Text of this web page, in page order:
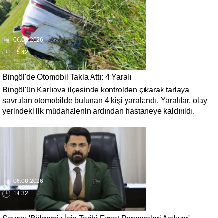
06.08.2026
15:42
Bingöl'de Otomobil Takla Attı: 4 Yaralı
Bingöl'ün Karlıova ilçesinde kontrolden çıkarak tarlaya
savrulan otomobilde bulunan 4 kişi yaralandı. Yaralılar, olay
yerindeki ilk müdahalenin ardından hastaneye kaldırıldı.
06.08.2026
14:32